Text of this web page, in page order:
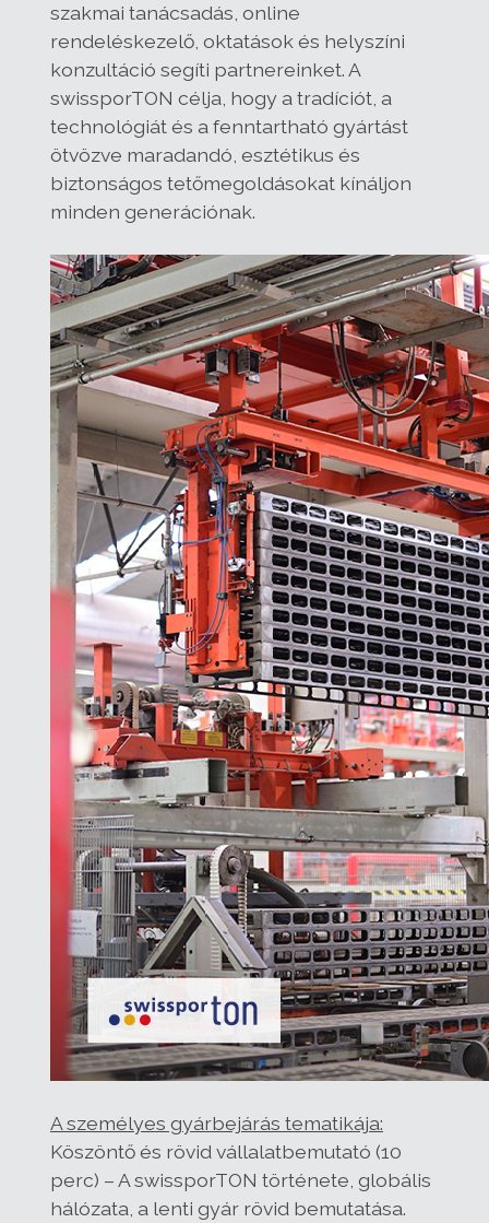
szakmai tanácsadás, online
rendeléskezelő, oktatások és helyszíni
konzultáció segíti partnereinket. A
swissporTON célja, hogy a tradíciót, a
technológiát és a fenntartható gyártást
ötvözve maradandó, esztétikus és
biztonságos tetőmegoldásokat kínáljon
minden generációnak.
A személyes gyárbejárás tematikája:
Köszöntő és rövid vállalatbemutató (10
perc) – A swissporTON története, globális
hálózata, a lenti gyár rövid bemutatása.